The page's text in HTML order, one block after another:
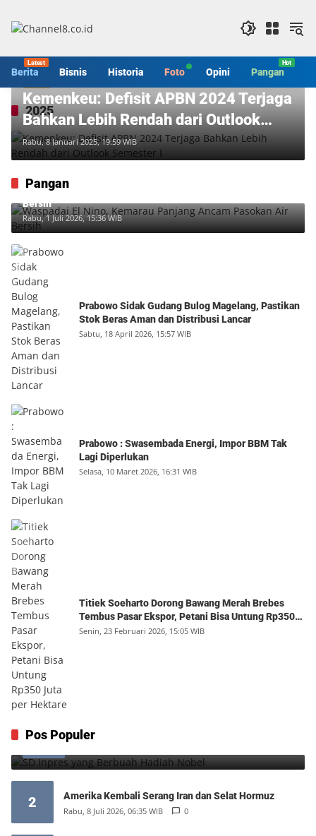
konten
Berita Bisnis Historia Foto Opini Pangan
2025
Kemenkeu: Defisit APBN 2024 Terjaga
Bahkan Lebih Rendah dari Outlook
Semester I
Rabu, 8 Januari 2025, 19:59 WIB
Pangan
Waspadai El Nino, Kemarau Panjang Ancam Pasokan Air
Bersih
Rabu, 1 Juli 2026, 15:36 WIB
Prabowo Sidak Gudang Bulog Magelang, Pastikan
Stok Beras Aman dan Distribusi Lancar
Sabtu, 18 April 2026, 15:57 WIB
Prabowo : Swasembada Energi, Impor BBM Tak
Lagi Diperlukan
Selasa, 10 Maret 2026, 16:31 WIB
Titiek Soeharto Dorong Bawang Merah Brebes
Tembus Pasar Ekspor, Petani Bisa Untung Rp350
Juta per Hektare
Senin, 23 Februari 2026, 15:05 WIB
Pos Populer
1 SD Inpres yang Berbuah Hadiah Nobel
2 Amerika Kembali Serang Iran dan Selat Hormuz
Rabu, 8 Juli 2026, 06:35 WIB 0